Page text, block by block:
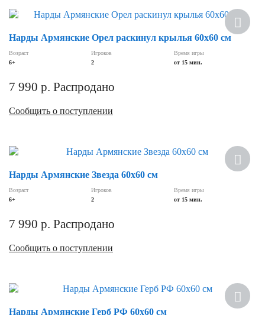
Хит
Нарды Армянские Орел раскинул крылья 60х60 см
Возраст
6+
Игроков
2
Время игры
от 15 мин.
7 990 р. Распродано
Сообщить о поступлении
Нарды Армянские Звезда 60х60 см
Возраст
6+
Игроков
2
Время игры
от 15 мин.
7 990 р. Распродано
Сообщить о поступлении
Скидка
Нарды Армянские Герб РФ 60х60 см